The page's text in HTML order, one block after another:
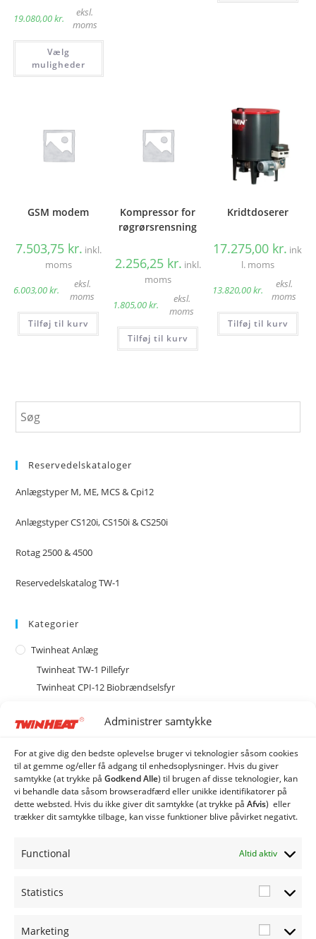
Administrer samtykke
For at give dig den bedste oplevelse bruger vi teknologier såsom cookies
til at gemme og/eller få adgang til enhedsoplysninger. Hvis du giver
samtykke (at trykke på Godkend Alle) til brugen af ​​disse teknologier, kan
vi behandle data såsom browseradfærd eller unikke identifikatorer på
dette websted. Hvis du ikke giver dit samtykke (at trykke på Afvis) eller
trækker dit samtykke tilbage, kan visse funktioner blive påvirket negativt.
Functional Altid aktiv
Statistics
Marketing
19.080,00kr.
eksl.
moms
Vælg
muligheder
Dette
varesiden
GSM modem
7.503,75 kr. inkl.
moms
6.003,00kr.
eksl.
moms
Tilføj til kurv
Kompressor for
røgrørsrensning
2.256,25 kr. inkl.
moms
1.805,00kr.
eksl.
moms
Tilføj til kurv
Kridtdoserer
17.275,00 kr. ink
l. moms
13.820,00kr.
eksl.
moms
Tilføj til kurv
Reservedelskataloger
Anlægstyper M, ME, MCS & Cpi12
Anlægstyper CS120i, CS150i & CS250i
Rotag 2500 & 4500
Reservedelskatalog TW-1
Kategorier
Twinheat Anlæg
Twinheat TW-1 Pillefyr
Twinheat CPI-12 Biobrændselsfyr
Twinheat Industri Anlæg
Type CSE med spjældhus
CSE 120 Biobrændelsanlæg
CSE 150 Biobrændselsanlæg
CSE 250 Biobrændselsanlæg
Øvrige produkter